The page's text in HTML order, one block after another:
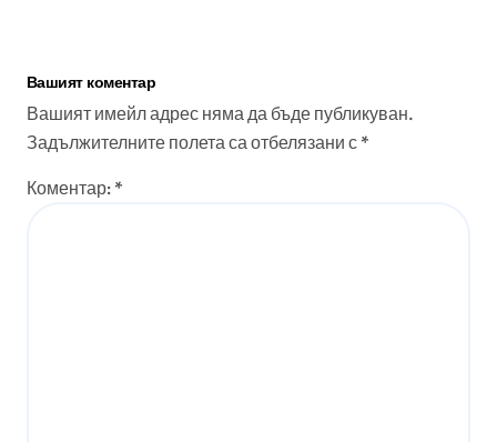
Вашият коментар
Вашият имейл адрес няма да бъде публикуван.
Задължителните полета са отбелязани с *
Коментар: *